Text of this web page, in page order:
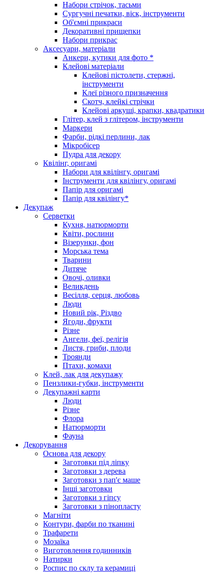
Набори стрічок, тасьми
Сургучні печатки, віск, інструменти
Об'ємні прикраси
Декоративні прищепки
Набори прикрас
Аксесуари, матеріали
Анкери, кутики для фото *
Клейові матеріали
Клейові пістолети, стержні,
інструменти
Клеї різного призначення
Скотч, клейкі стрічки
Клейові аркуші, крапки, квадратики
Глітер, клей з глітером, інструменти
Маркери
Фарби, рідкі перлини, лак
Мікробісер
Пудра для декору
Квілінг, оригамі
Набори для квілінгу, оригамі
Інструменти для квілінгу, оригамі
Папір для оригамі
Папір для квілінгу*
Декупаж
Серветки
Кухня, натюрморти
Квіти, рослини
Візерунки, фон
Морська тема
Тварини
Дитяче
Овочі, оливки
Великдень
Весілля, серця, любовь
Люди
Новий рік, Різдво
Ягоди, фрукти
Різне
Ангели, феї, релігія
Листя, гриби, плоди
Троянди
Птахи, комахи
Клей, лак для декупажу
Пензлики-губки, інструменти
Декупажні карти
Люди
Різне
Флора
Натюрморти
Фауна
Декорування
Основа для декору
Заготовки під ліпку
Заготовки з дерева
Заготовки з пап'є маше
Інші заготовки
Заготовки з гіпсу
Заготовки з пінопласту
Магніти
Контури, фарби по тканині
Трафарети
Мозаїка
Виготовлення годинників
Натирки
Роспис по склу та керамиці